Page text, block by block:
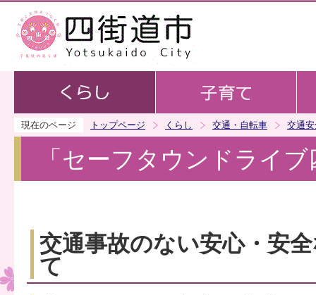
現在のページ トップページ くらし 交通・自転車 交通
「セーフタウンドライ
交通事故のない安心・安
て